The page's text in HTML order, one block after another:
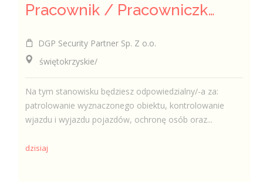
Pracownik / Pracowniczka Ochrony z Pozwoleniem na Broń
DGP Security Partner Sp. Z o.o.
świętokrzyskie/
Na tym stanowisku będziesz odpowiedzialny/-a za:
patrolowanie wyznaczonego obiektu, kontrolowanie
wjazdu i wyjazdu pojazdów, ochronę osób oraz...
dzisiaj